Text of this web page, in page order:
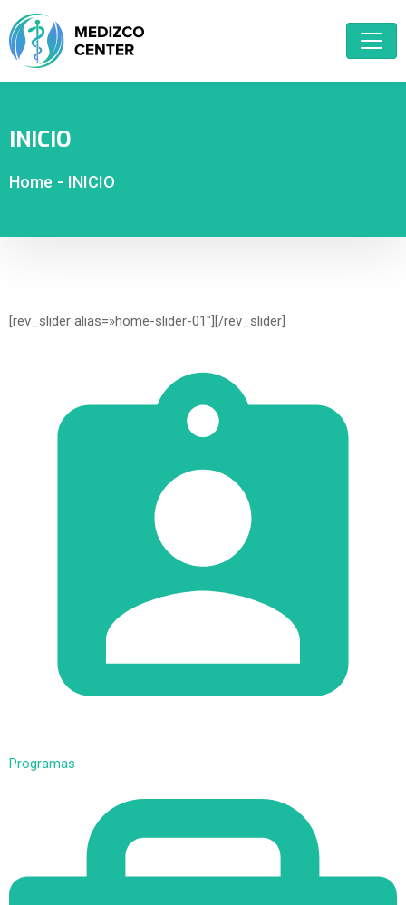
INICIO
Home - INICIO
[rev_slider alias=»home-slider-01″][/rev_slider]
Programas